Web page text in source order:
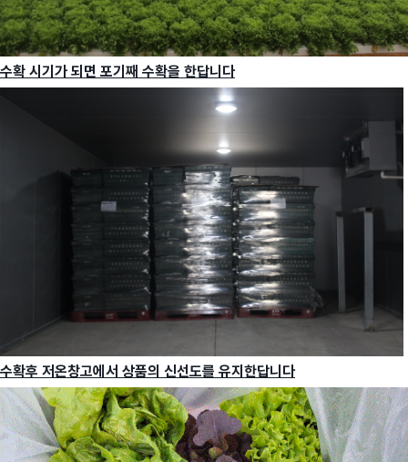
수확 시기가 되면 포기째 수확을 한답니다
수확후 저온창고에서 상품의 신선도를 유지한답니다